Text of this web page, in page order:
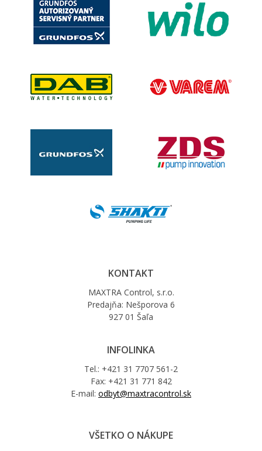
KONTAKT
MAXTRA Control, s.r.o.
Predajňa: Nešporova 6
927 01 Šaľa
INFOLINKA
Tel.: +421 31 7707 561-2
Fax: +421 31 771 842
E-mail: odbyt@maxtracontrol.sk
VŠETKO O NÁKUPE